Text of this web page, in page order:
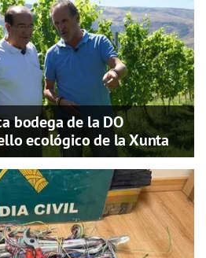
bodega de la DO
ecológico de la Xunta